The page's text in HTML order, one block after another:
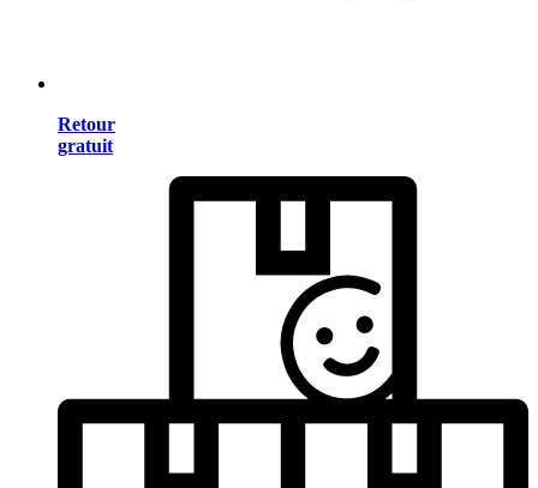
Retour
gratuit